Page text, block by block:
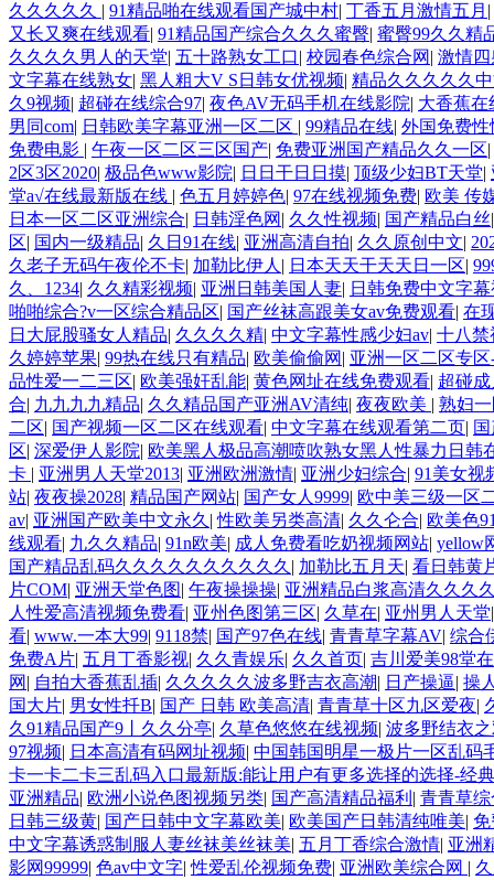
久久三级视屏 日本天堂a在线 在线免费观看a黄片 人妻熟人中
日本黄色一区二区三区电影 丝袜人妻一区二区三区网站 av中
操人人操 国产91色图区 国产性天天综合网 91孕妇一区二区
码一区二区三区乱码 久久久久久久久久一级黄色片美女 日韩
国产91三级在线播放 亚洲精品一二区狠狠撸婷婷五月天 大香
另类 欧美日一区二区黄色电影 亚洲超黄AV 亚洲日本中文字
AA久久久久免费看 国产传媒精品视频91 一级黄片精品在线
亚洲韩日一区91 91精品偷窥一区二区 大香蕉手机视频免费线
中文版 欧美情色一区=区 亚洲精品久久国产精品37P 亚洲少
久久久久久 | 91精品啪在线观看国产城中村| 丁香五月激情五月 |
又长又爽在线观看| 91精品国产综合久久久蜜臀| 蜜臀99久久精
久久久久男人的天堂| 五十路熟女工口| 校园春色综合网 | 激情
文字幕在线熟女| 黑人粗大V S日韩女优视频| 精品久久久久久
久9视频| 超碰在线综合97| 夜色AV无码手机在线影院| 大香蕉在
男同com| 日韩欧美字幕亚洲一区二区 | 99精品在线| 外国免费性
免费电影 | 午夜一区二区三区国产| 免费亚洲国产精品久久一区|
2区3区2020| 极品色www影院| 日日干日日摸| 顶级少妇BT天堂|
堂а√在线最新版在线 | 色五月婷婷色| 97在线视频免费| 欧美 传
日本一区二区亚洲综合| 日韩淫色网 | 久久性视频| 国产精品白丝
区| 国内一级精品| 久日91在线| 亚洲高清自拍| 久久原创中文|
久老子无码午夜伦不卡| 加勒比伊人 | 日本天天干天天日一区|
久、1234| 久久精彩视频| 亚洲日韩美国人妻| 日韩免费中文字
啪啪综合?v一区综合精品区| 国产丝袜高跟美女av免费观看| 在
日大屁股骚女人精品| 久久久久精| 中文字幕性感少妇av| 十八禁
久婷婷苹果| 99热在线只有精品| 欧美偷偷网 | 亚洲一区二区专
品性爱一二三区| 欧美强奸乱能| 黄色网址在线免费观看| 超碰
合| 九九九九精品| 久久精品国产亚洲AV清纯| 夜夜欧美 | 熟妇
二区| 国产视频一区二区在线观看| 中文字幕在线观看第二页|
区| 深爱伊人影院| 欧美黑人极品高潮喷吹熟女黑人性暴力日
卡 | 亚洲男人天堂2013| 亚洲欧洲激情| 亚洲少妇综合| 91美女视
站| 夜夜操2028| 精品国产网站| 国产女人9999| 欧中美三级一区
av| 亚洲国产欧美中文永久 |性欧美另类高清| 久久仑合| 欧美色
线观看| 九久久精品| 91n欧美| 成人免费看吃奶视频网站| yellow
国产精品乱码久久久久久久久久久久 | 加勒比五月天| 看日韩黄
片COM| 亚洲天堂色图| 午夜操操操| 亚洲精品白浆高清久久久
人性爱高清视频免费看| 亚州色图第三区| 久草在| 亚州男人天堂
看| www.一本大99| 9118禁| 国产97色在线| 青青草字幕AV| 综合
免费A片| 五月丁香影视| 久久青娱乐| 久久首页| 吉川爱美98堂
网 | 自拍大香蕉乱插| 久久久久久波多野吉衣高潮| 日产操逼| 操
国大片| 男女性扦B| 国产 日韩 欧美高清| 青青草十区九区爱夜|
久91精品国产9丨久久分亭| 久草色悠悠在线视频| 波多野结衣
97视频| 日本高清有码网址视频| 中国韩国明星一极片一区乱码
卡一卡二卡三乱码入口最新版:能让用户有更多选择的选择-经
亚洲精品| 欧洲小说色图视频另类| 国产高清精品福利 | 青青草
日韩三级黄| 国产日韩中文字幕欧美| 欧美国产日韩清纯唯美|
中文字幕诱惑制服人妻丝袜美丝袜美| 五月丁香综合激情| 亚洲
影网99999| 色av中文字|性爱乱伦视频免费| 亚洲欧美综合网 |